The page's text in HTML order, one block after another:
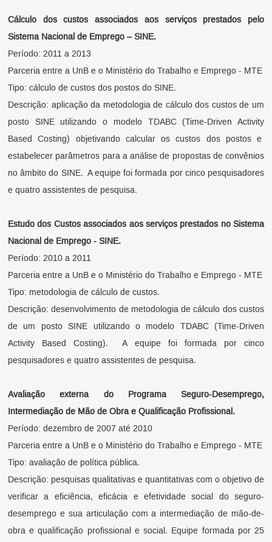
Cálculo dos custos associados aos serviços prestados pelo
Sistema Nacional de Emprego – SINE.
Período: 2011 a 2013
Parceria entre a UnB e o Ministério do Trabalho e Emprego - MTE
Tipo: cálculo de custos dos postos do SINE.
Descrição: aplicação da metodologia de cálculo dos custos de um
posto SINE utilizando o modelo TDABC (Time-Driven Activity
Based Costing) objetivando calcular os custos dos postos e
estabelecer parâmetros para a análise de propostas de convênios
no âmbito do SINE. A equipe foi formada por cinco pesquisadores
e quatro assistentes de pesquisa.
Estudo dos Custos associados aos serviços prestados no Sistema
Nacional de Emprego - SINE.
Período: 2010 a 2011
Parceria entre a UnB e o Ministério do Trabalho e Emprego - MTE
Tipo: metodologia de cálculo de custos.
Descrição: desenvolvimento de metodologia de cálculo dos custos
de um posto SINE utilizando o modelo TDABC (Time-Driven
Activity Based Costing). A equipe foi formada por cinco
pesquisadores e quatro assistentes de pesquisa.
Avaliação externa do Programa Seguro-Desemprego,
Intermediação de Mão de Obra e Qualificação Profissional.
Período: dezembro de 2007 até 2010
Parceria entre a UnB e o Ministério do Trabalho e Emprego - MTE
Tipo: avaliação de política pública.
Descrição: pesquisas qualitativas e quantitativas com o objetivo de
verificar a eficiência, eficácia e efetividade social do seguro-
desemprego e sua articulação com a intermediação de mão-de-
obra e qualificação profissional e social. Equipe formada por 25